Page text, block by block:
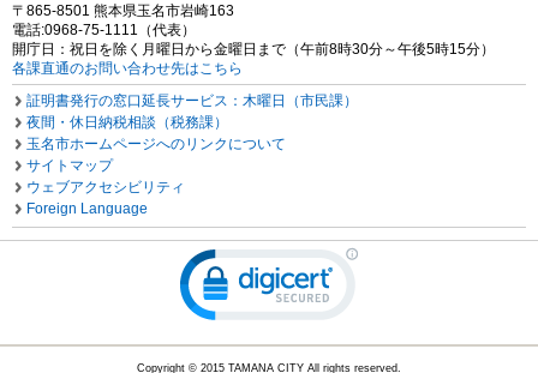
〒865-8501 熊本県玉名市岩崎163
電話:0968-75-1111（代表）
開庁日：祝日を除く月曜日から金曜日まで（午前8時30分～午後5時15分）
各課直通のお問い合わせ先はこちら
証明書発行の窓口延長サービス：木曜日（市民課）
夜間・休日納税相談（税務課）
玉名市ホームページへのリンクについて
サイトマップ
ウェブアクセシビリティ
Foreign Language
Copyright © 2015 TAMANA CITY All rights reserved.